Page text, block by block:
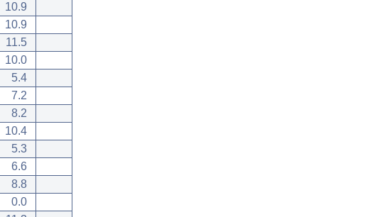
10.9
10.9
11.5
10.0
5.4
7.2
8.2
10.4
5.3
6.6
8.8
0.0